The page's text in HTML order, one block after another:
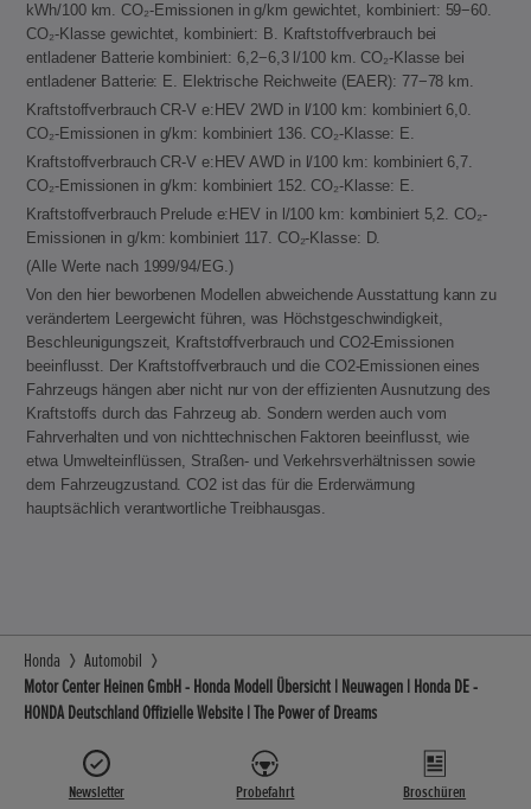
kWh/100 km. CO₂-Emissionen in g/km gewichtet, kombiniert: 59−60.
CO₂-Klasse gewichtet, kombiniert: B. Kraftstoffverbrauch bei
entladener Batterie kombiniert: 6,2−6,3 l/100 km. CO₂-Klasse bei
entladener Batterie: E. Elektrische Reichweite (EAER): 77−78 km.
Kraftstoffverbrauch CR-V e:HEV 2WD in l/100 km: kombiniert 6,0.
CO₂-Emissionen in g/km: kombiniert 136. CO₂-Klasse: E.
Kraftstoffverbrauch CR-V e:HEV AWD in l/100 km: kombiniert 6,7.
CO₂-Emissionen in g/km: kombiniert 152. CO₂-Klasse: E.
Kraftstoffverbrauch Prelude e:HEV in l/100 km: kombiniert 5,2. CO₂-
Emissionen in g/km: kombiniert 117. CO₂-Klasse: D.
(Alle Werte nach 1999/94/EG.)
Von den hier beworbenen Modellen abweichende Ausstattung kann zu
verändertem Leergewicht führen, was Höchstgeschwindigkeit,
Beschleunigungszeit, Kraftstoffverbrauch und CO2-Emissionen
beeinflusst. Der Kraftstoffverbrauch und die CO2-Emissionen eines
Fahrzeugs hängen aber nicht nur von der effizienten Ausnutzung des
Kraftstoffs durch das Fahrzeug ab. Sondern werden auch vom
Fahrverhalten und von nichttechnischen Faktoren beeinflusst, wie
etwa Umwelteinflüssen, Straßen- und Verkehrsverhältnissen sowie
dem Fahrzeugzustand. CO2 ist das für die Erderwärmung
hauptsächlich verantwortliche Treibhausgas.
Honda
Automobil
Motor Center Heinen GmbH - Honda Modell Übersicht | Neuwagen | Honda DE -
HONDA Deutschland Offizielle Website | The Power of Dreams
Newsletter Probefahrt Broschüren